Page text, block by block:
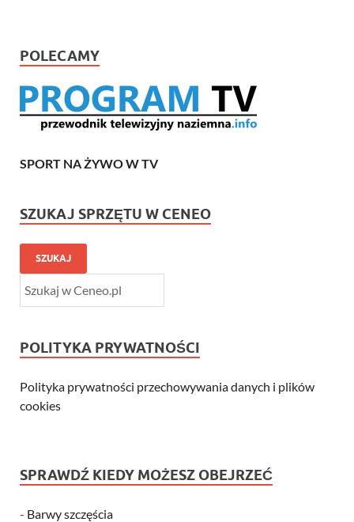
POLECAMY
SPORT NA ŻYWO W TV
SZUKAJ SPRZĘTU W CENEO
SZUKAJ
POLITYKA PRYWATNOŚCI
Polityka prywatności przechowywania danych i plików
cookies
SPRAWDŹ KIEDY MOŻESZ OBEJRZEĆ
- Barwy szczęścia